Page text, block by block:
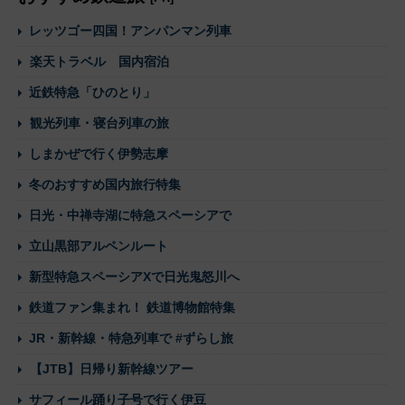
レッツゴー四国！アンパンマン列車
楽天トラベル 国内宿泊
近鉄特急「ひのとり」
観光列車・寝台列車の旅
しまかぜで行く伊勢志摩
冬のおすすめ国内旅行特集
日光・中禅寺湖に特急スペーシアで
立山黒部アルペンルート
新型特急スペーシアXで日光鬼怒川へ
鉄道ファン集まれ！ 鉄道博物館特集
JR・新幹線・特急列車で #ずらし旅
【JTB】日帰り新幹線ツアー
サフィール踊り子号で行く伊豆